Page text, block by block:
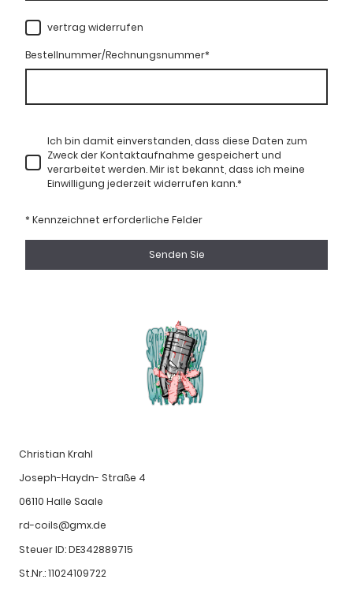
vertrag widerrufen
Bestellnummer/Rechnungsnummer*
Ich bin damit einverstanden, dass diese Daten zum
Zweck der Kontaktaufnahme gespeichert und
verarbeitet werden. Mir ist bekannt, dass ich meine
Einwilligung jederzeit widerrufen kann.*
* Kennzeichnet erforderliche Felder
Senden Sie
Christian Krahl
Joseph-Haydn- Straße 4
06110 Halle Saale
rd-coils@gmx.de
Steuer ID: DE342889715
St.Nr.: 11024109722